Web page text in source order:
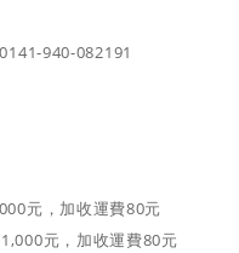
0141-940-082191
元，加收運費80元
元，加收運費80元